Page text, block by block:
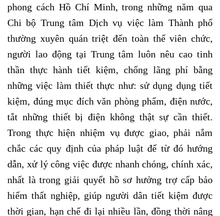
phong cách Hồ Chí Minh, trong những năm qua
Chi bộ Trung tâm Dịch vụ việc làm Thành phố
thường xuyên quán triệt đến toàn thể viên chức,
người lao động tại Trung tâm luôn nêu cao tinh
thần thực hành tiết kiệm, chống lãng phí bằng
những việc làm thiết thực như: sử dụng dụng tiết
kiệm, đúng mục đích văn phòng phẩm, điện nước,
tắt những thiết bị điện không thật sự cần thiết.
Trong thực hiện nhiệm vụ được giao, phải nắm
chắc các quy định của pháp luật để từ đó hướng
dẫn, xử lý công việc được nhanh chóng, chính xác,
nhất là trong giải quyết hồ sơ hưởng trợ cấp bảo
hiểm thất nghiệp, giúp người dân tiết kiệm được
thời gian, hạn chế đi lại nhiều lần, đồng thời nâng